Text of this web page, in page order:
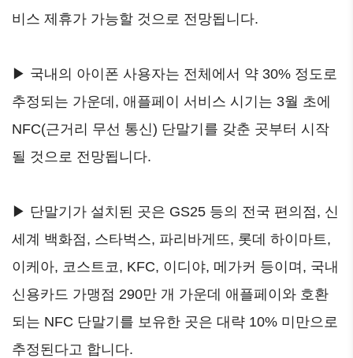
비스 제휴가 가능할 것으로 전망됩니다.
▶ 국내의 아이폰 사용자는 전체에서 약 30% 정도로
추정되는 가운데, 애플페이 서비스 시기는 3월 초에
NFC(근거리 무선 통신) 단말기를 갖춘 곳부터 시작
될 것으로 전망됩니다.
▶ 단말기가 설치된 곳은 GS25 등의 전국 편의점, 신
세계 백화점, 스타벅스, 파리바게뜨, 롯데 하이마트,
이케아, 코스트코, KFC, 이디야, 메가커 등이며, 국내
신용카드 가맹점 290만 개 가운데 애플페이와 호환
되는 NFC 단말기를 보유한 곳은 대략 10% 미만으로
추정된다고 합니다.